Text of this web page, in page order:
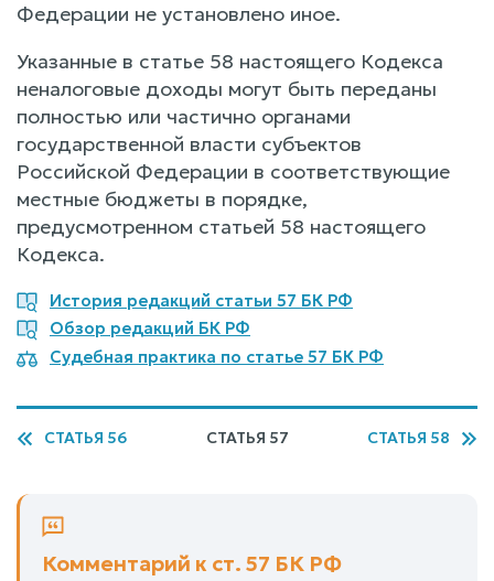
Федерации не установлено иное.
Указанные в статье 58 настоящего Кодекса
неналоговые доходы могут быть переданы
полностью или частично органами
государственной власти субъектов
Российской Федерации в соответствующие
местные бюджеты в порядке,
предусмотренном статьей 58 настоящего
Кодекса.
История редакций статьи 57 БК РФ
Обзор редакций БК РФ
Судебная практика по статье 57 БК РФ
СТАТЬЯ 56 СТАТЬЯ 57 СТАТЬЯ 58
Комментарий к ст. 57 БК РФ